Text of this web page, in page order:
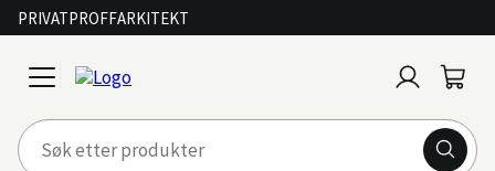
PRIVATPROFFARKITEKT
open
menu
inn